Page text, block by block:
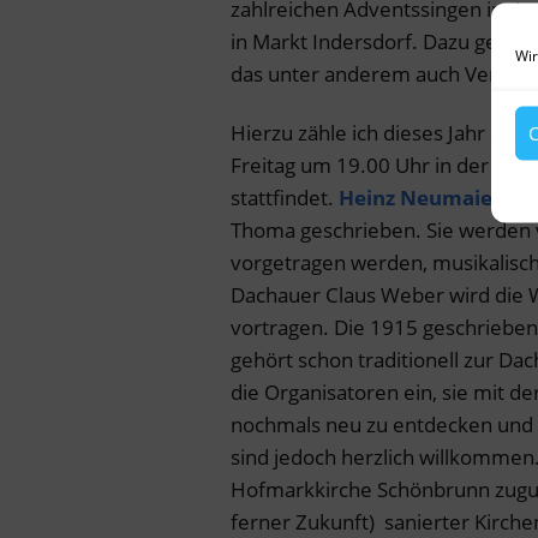
zahlreichen Adventssingen im
in Markt Indersdorf. Dazu gehört
das unter anderem auch
Hierzu zähle ich dieses Jahr
Freitag um 19.00 Uhr in der
stattfindet. Heinz Neumaier
Thoma geschrieben. Sie
vorgetragen werden,
Dachauer Claus Weber wird die
vortragen. Die 1915
gehört schon traditionell zur
die Organisatoren ein, sie mit
nochmals neu zu entdecken
sind jedoch herzlich
Hofmarkkirche Schönbrunn
ferner Zukunft) sanierter